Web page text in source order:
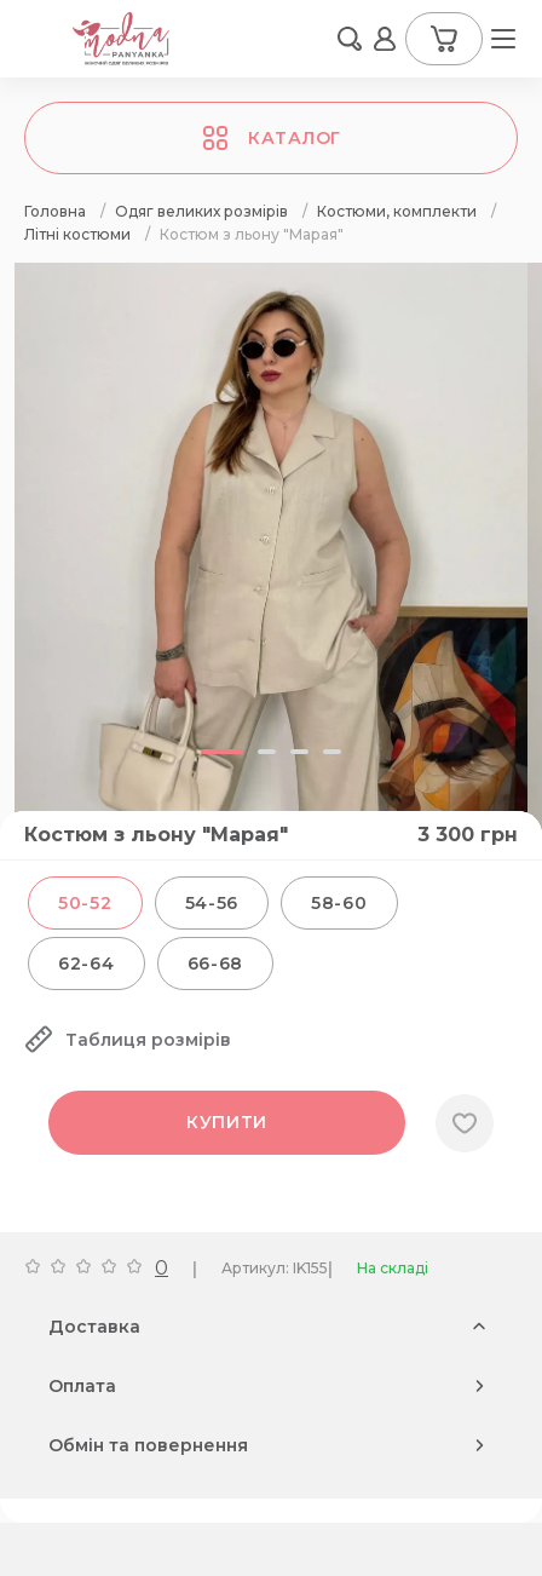
КАТАЛОГ
Головна / Одяг великих розмірів / Костюми, комплекти
/
Літні костюми
/ Костюм з льону "Марая"
Костюм з льону "Марая" 3 300 грн
50-52 54-56 58-60
62-64 66-68
Таблиця розмірів
КУПИТИ
0 | Артикул: IK155| На складі
Доставка
Оплата
Обмін та повернення